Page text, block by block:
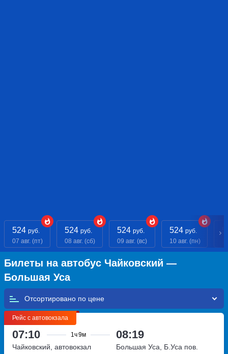
524 руб.
07 авг. (пт)
524 руб.
08 авг. (сб)
524 руб.
09 авг. (вс)
524 руб.
10 авг. (пн)
Билеты на автобус Чайковский —
Большая Уса
Отсортировано по
Рейс с автовокзала
07:10 1ч9м 08:19
Чайковский, автовокзал
Большая Уса, Б.Уса пов.